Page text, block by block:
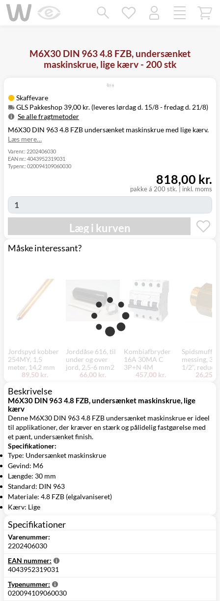
M6X30 DIN 963 4.8 FZB, undersænket
maskinskrue, lige kærv - 200 stk
Skaffevare
GLS Pakkeshop 39,00 kr. (leveres lørdag d. 15/8 - fredag d. 21/8)
Se alle fragtmetoder
Metode
Pris
Leveres
GLS
Hjemmelevering
49,00 kr.
- fredag d. 21/8
Click&Collect i
Svenstrup
(9230)
Fredag d. 14/8
torsdag d. 20/8
M6X30 DIN 963 4.8 FZB undersænket maskinskrue med lige kærv.
Læs mere…
Varenr.: 2202406030
EAN nr.: 4043952319031
Typenr.: 020094109060030
pakke á 200 stk. inkl. moms
818,00 kr.
Læg i kurven
Måske interessant?
Jordspyd kobber
254MY, 1,5
meter, 14,2 mm
89,50 kr.
Jorddåse 616, til
under og over
jord, 2,5-6 mm2
66,00 kr.
Kombiafbryder
16A 30MA C
3P+N 4M
457,00 kr.
Spidsmuffe,
messing, 3/
1/2",
26,25
Beskrivelse
M6X30 DIN 963 4.8 FZB, undersænket maskinskrue, lige
kærv
Denne M6X30 DIN 963 4.8 FZB undersænket maskinskrue er ideel
til applikationer, der kræver en stærk og pålidelig fastgørelse med
et pænt, undersænket finish.
Specifikationer:
Type: Undersænket maskinskrue
Gevind: M6
Længde: 30 mm
Standard: DIN 963
Materiale: 4.8 FZB (elgalvaniseret)
Kærv: Lige
Specifikationer
Varenummer:
2202406030
EAN nummer:
4043952319031
Typenummer:
020094109060030
Mangler chatten?
Ret samtykke!